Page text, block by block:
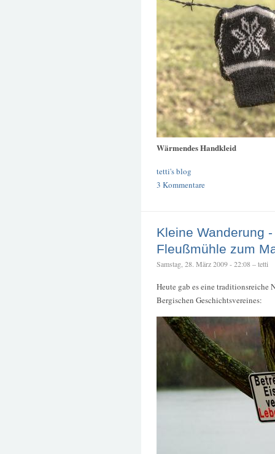
Wärmendes Handkleid
tetti's blog
3 Kommentare
Kleine Wanderung
Fleußmühle zum
Samstag, 28. März 2009 - 22:08 – tetti
Heute gab es eine traditionsreiche
Bergischen Geschichtsvereines: